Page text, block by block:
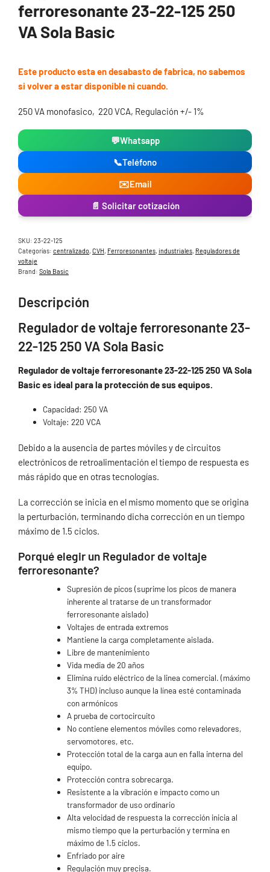
ferroresonante 23-22-125 250
VA Sola Basic
Este producto esta en desabasto de fabrica, no sabemos
si volver a estar disponible ni cuando.
250 VA monofasico, 220 VCA, Regulación +/- 1%
💬Whatsapp
📞Teléfono
✉️Email
📄 Solicitar cotización
SKU: 23-22-125
Categorías: centralizado, CVH, Ferroresonantes, industriales, Reguladores de
voltaje
Brand: Sola Basic
Descripción
Regulador de voltaje ferroresonante 23-
22-125 250 VA Sola Basic
Regulador de voltaje ferroresonante 23-22-125 250 VA Sola
Basic es ideal para la protección de sus equipos.
Capacidad: 250 VA
Voltaje: 220 VCA
Debido a la ausencia de partes móviles y de circuitos
electrónicos de retroalimentación el tiempo de respuesta es
más rápido que en otras tecnologías.
La corrección se inicia en el mismo momento que se origina
la perturbación, terminando dicha corrección en un tiempo
máximo de 1.5 ciclos.
Porqué elegir un Regulador de voltaje
ferroresonante?
Supresión de picos (suprime los picos de manera
inherente al tratarse de un transformador
ferroresonante aislado)
Voltajes de entrada extremos
Mantiene la carga completamente aislada.
Libre de mantenimiento
Vida media de 20 años
Elimina ruido eléctrico de la linea comercial. (máximo
3% THD) incluso aunque la línea esté contaminada
con armónicos
A prueba de cortocircuito
No contiene elementos móviles como relevadores,
servomotores, etc.
Protección total de la carga aun en falla interna del
equipo.
Protección contra sobrecarga.
Resistente a la vibración e impacto como un
transformador de uso ordinario
Alta velocidad de respuesta la corrección inicia al
mismo tiempo que la perturbación y termina en
máximo de 1.5 ciclos.
Enfriado por aire
Regulación muy precisa.